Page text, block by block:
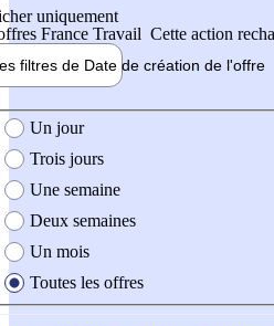
uniquement
France Travail Cette action
filtres de Date de création de l'offre
création de l'offre
Un jour
Trois jours
Une semaine
Deux semaines
Un mois
Toutes les offres